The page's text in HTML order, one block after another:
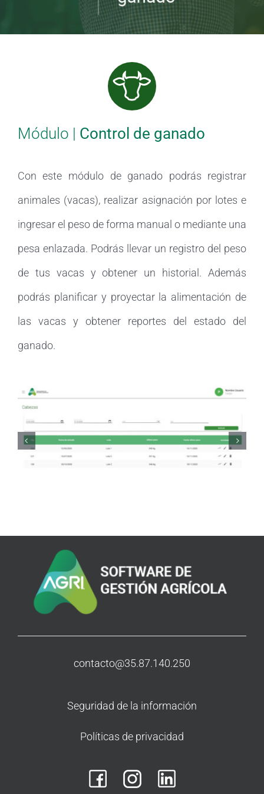
Módulo | Control de ganado
Con este módulo de ganado podrás registrar
animales (vacas), realizar asignación por lotes e
ingresar el peso de forma manual o mediante una
pesa enlazada. Podrás llevar un registro del peso
de tus vacas y obtener un historial. Además
podrás planificar y proyectar la alimentación de
las vacas y obtener reportes del estado del
ganado.
contacto@35.87.140.250
Seguridad de la información
Políticas de privacidad